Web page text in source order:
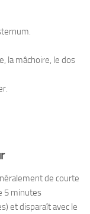
la mâchoire, le dos
de courte
5 minutes
et disparaît avec le